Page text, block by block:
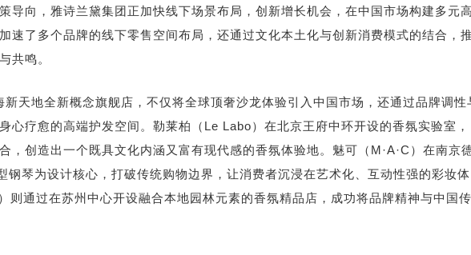
导向，雅诗兰黛集团正加快线下场景布局，创新增长机会，在中国市场构建多元
速了多个品牌的线下零售空间布局，还通过文化本土化与创新消费模式的结合，
共鸣。
天地全新概念旗舰店，不仅将全球顶奢沙龙体验引入中国市场，还通过品牌调性
心疗愈的高端护发空间。勒莱柏（Le Labo）在北京王府中环开设的香氛实验室，
，创造出一个既具文化内涵又富有现代感的香氛体验地。魅可（M·A·C）在南京
钢琴为设计核心，打破传统购物边界，让消费者沉浸在艺术化、互动性强的彩妆体
则通过在苏州中心开设融合本地园林元素的香氛精品店，成功将品牌精神与中国传